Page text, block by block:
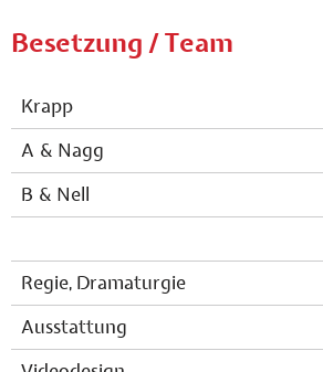
Besetzung / Team
Krapp
A & Nagg
B & Nell
Regie, Dramaturgie
Ausstattung